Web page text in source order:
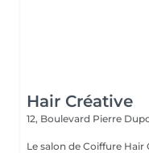
Hair Créative
12, Boulevard Pierre
Le salon de Coiffure